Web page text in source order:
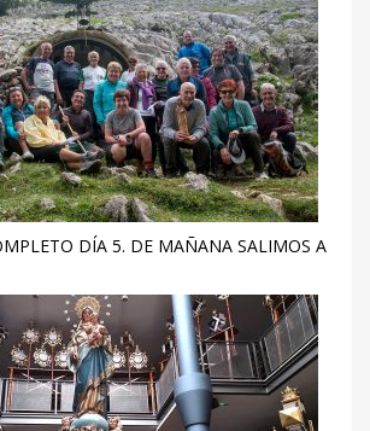
DÍA 5. DE MAÑANA SALIMOS A